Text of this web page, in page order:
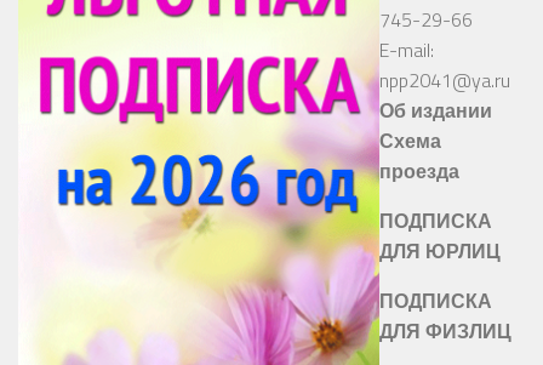
745-29-66
E-mail:
npp2041@ya.ru
Об издании
Схема
проезда
ПОДПИСКА
ДЛЯ ЮРЛИЦ
ПОДПИСКА
ДЛЯ ФИЗЛИЦ